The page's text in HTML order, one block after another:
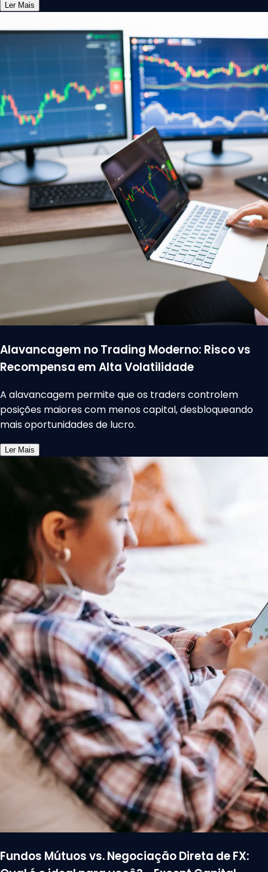
Ler Mais
Alavancagem no Trading Moderno: Risco vs
Recompensa em Alta Volatilidade
A alavancagem permite que os traders controlem
posições maiores com menos capital, desbloqueando
mais oportunidades de lucro.
Ler Mais
Fundos Mútuos vs. Negociação Direta de FX: